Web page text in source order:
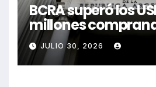
BCRA superó los
millones
JULIO 30, 2026